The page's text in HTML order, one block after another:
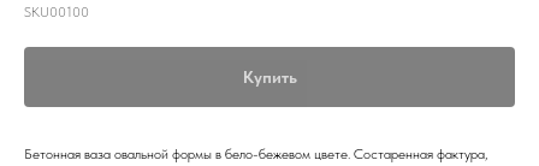
SKU00100
Купить
Бетонная ваза овальной формы в бело-бежевом цвете. Состаренная фактура,